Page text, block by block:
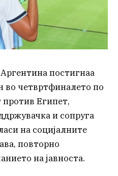
постигнаа
во четвртфиналето по
против Египет,
и сопруга
на социјалните
повторно
на јавноста.